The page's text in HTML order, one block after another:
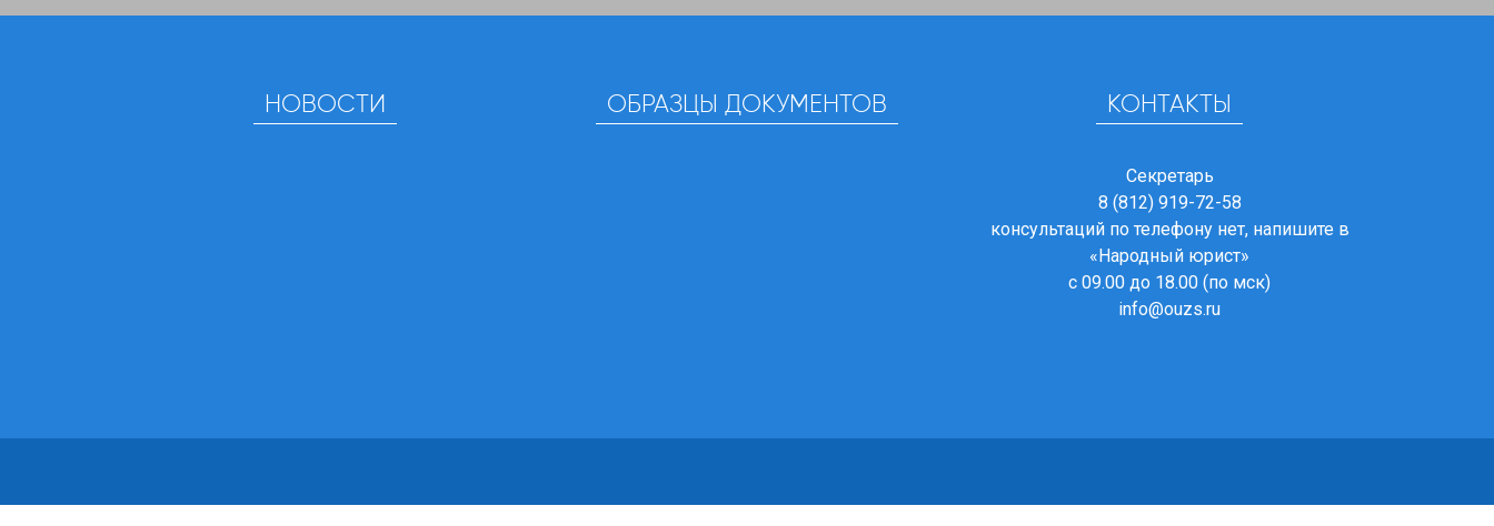
НОВОСТИ ОБРАЗЦЫ ДОКУМЕНТОВ КОНТАКТЫ
Секретарь
8 (812) 919-72-58
консультаций по телефону нет, напишите в
«Народный юрист»
с 09.00 до 18.00 (по мск)
info@ouzs.ru